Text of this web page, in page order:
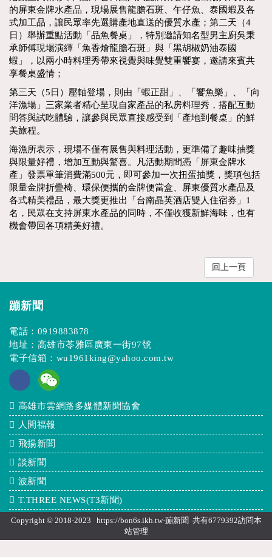
的屏東金牌水產品，現場展售龍膽石斑、午仔魚、泰國蝦及各
式加工品，讓民眾率先選購產地直送的優質水產；第二天（4
日）舉辦重點活動「品魚餐桌」，特別邀請知名型男主廚吳秉
承師傅現場演繹「魚香燴龍膽石斑」與「黑胡椒奶油泰國
蝦」，以兩小時料理秀帶來視覺與味覺雙重饗宴，邀請來賓共
享餐桌盛情；
第三天（5日）壓軸登場，則由「蝦正甜」、「饗魚樂」、「向
洋漁場」三家業者精心呈現自家產品的私房料理秀，搭配互動
問答與試吃體驗，讓參與民眾直接感受到「產地到餐桌」的鮮
美旅程。
海漁所表示，現場不僅有展售與料理活動，更準備了趣味抽獎
與限量好禮，增加互動與驚喜。凡活動期間憑「屏東金牌水
產」發票單筆消費滿500元，即可參加一次扭蛋抽獎，獎項包括
限量金牌折疊椅、環保便攜的金牌便當盒、屏東優質水產品及
各式精美禮品，最大獎更推出「台南晶英酒店雙人住宿券」1
名，民眾在支持屏東水產品的同時，不僅收獲新鮮海味，也有
機會帶回各項精美好禮。
回上一頁
蹦新聞
電話： 0919883878
地址：高雄市苓雅區廣東一街97號
電子信箱： wu1961king@yahoo.com.tw
高雄市雲網路多媒體新聞協會
人間福報
飛揚新聞
談新聞
波新聞
T.THREE NEWS(T3新聞)
Copyright © 2018-2023 https://bon6s.ikh.tw-蹦新聞 共有6779392訪問本
站管理